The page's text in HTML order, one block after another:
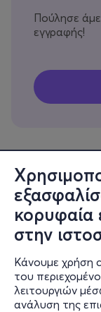
κορυφαία
στην
Κάνουμε χρήση
του
λειτουργιών
ανάλυση της
Πούλησε
εγγραφής!
Υποστήριξη
Stay